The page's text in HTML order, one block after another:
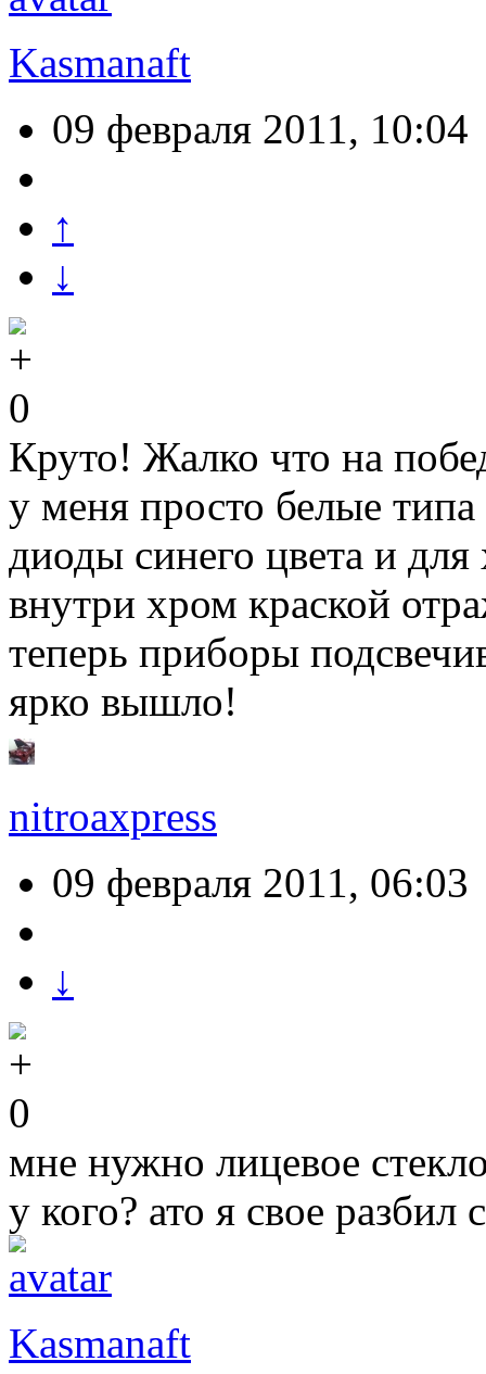
Kasmanaft
09 февраля 2011, 10:04
↑
↓
0
Круто! Жалко что на
у меня просто белые
диоды синего цвета и
внутри хром краской
теперь приборы
ярко вышло!
nitroaxpress
09 февраля 2011, 06:03
↓
0
мне нужно лицевое
у кого? ато я свое разбил
Kasmanaft